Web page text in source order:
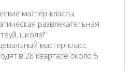
мастер-классы
развлекательная
школа!"
мастер-класс
в 28 квартале около 5